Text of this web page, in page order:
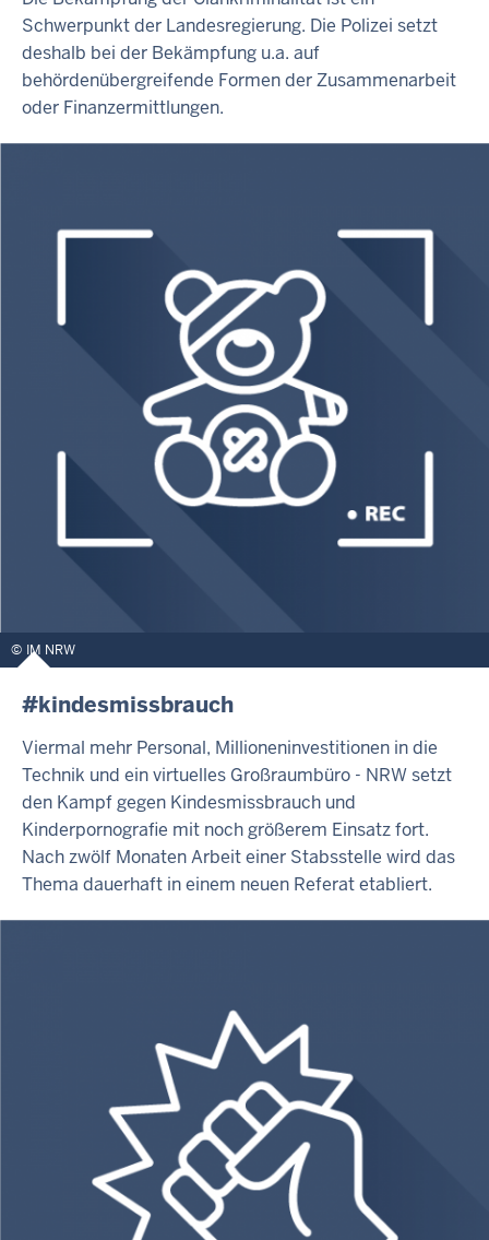
Schwerpunkt der Landesregierung. Die Polizei setzt
deshalb bei der Bekämpfung u.a. auf
behördenübergreifende Formen der Zusammenarbeit
oder Finanzermittlungen.
IM NRW
#kindesmissbrauch
Viermal mehr Personal, Millioneninvestitionen in die
Technik und ein virtuelles Großraumbüro - NRW setzt
den Kampf gegen Kindesmissbrauch und
Kinderpornografie mit noch größerem Einsatz fort.
Nach zwölf Monaten Arbeit einer Stabsstelle wird das
Thema dauerhaft in einem neuen Referat etabliert.